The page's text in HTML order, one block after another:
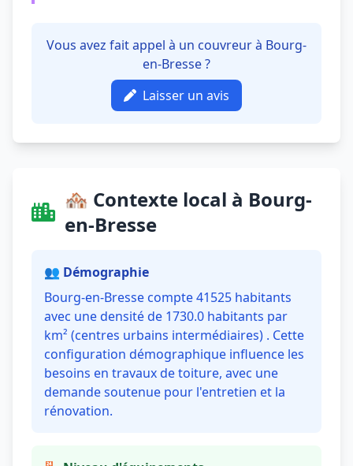
Vous avez fait appel à un couvreur à Bourg-
en-Bresse ?
Laisser un avis
🏘️ Contexte local à Bourg-
en-Bresse
👥 Démographie
Bourg-en-Bresse compte 41525 habitants
avec une densité de 1730.0 habitants par
km² (centres urbains intermédiaires) . Cette
configuration démographique influence les
besoins en travaux de toiture, avec une
demande soutenue pour l'entretien et la
rénovation.